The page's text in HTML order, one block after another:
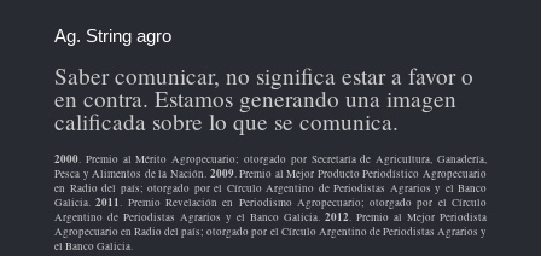
Ag. String agro
Saber comunicar, no significa estar a favor o
en contra. Estamos generando una imagen
calificada sobre lo que se comunica.
2000. Premio al Mérito Agropecuario; otorgado por Secretaría de Agricultura, Ganadería,
Pesca y Alimentos de la Nación. 2009. Premio al Mejor Producto Periodístico Agropecuario
en Radio del país; otorgado por el Círculo Argentino de Periodistas Agrarios y el Banco
Galicia.2011. Premio Revelación en Periodismo Agropecuario; otorgado por el Círculo
Argentino de Periodistas Agrarios y el Banco Galicia. 2012. Premio al Mejor Periodista
Agropecuario en Radio del país; otorgado por el Círculo Argentino de Periodistas Agrarios y
el Banco Galicia.